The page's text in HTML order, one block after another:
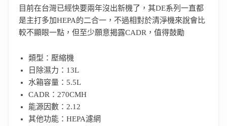
目前在台灣已經快要兩年沒出新機了，其DE系列一直都
是主打多加HEPA的二合一，不過相對於清淨機來說會比
較不顯眼一點，但至少願意揭露CADR，值得鼓勵
類型：壓縮機
日除濕力：13L
水箱容量：5.5L
CADR：270CMH
能源因數：2.12
其他功能：HEPA濾網